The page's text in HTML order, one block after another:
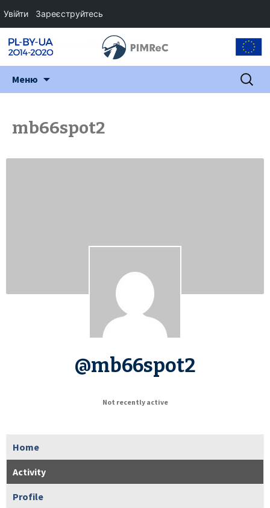
Меню Пошук:
mb66spot2
@mb66spot2
Not recently active
Home
Activity
Profile
Увійти Зареєструйтесь